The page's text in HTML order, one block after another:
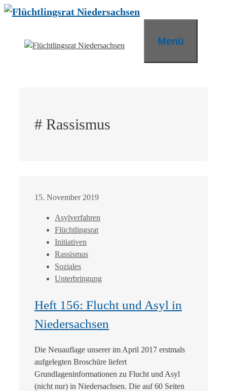
Zum
Menü
# Rassismus
15. November 2019
Asylverfahren
Flüchtlingsrat
Initiativen
Rassismus
Soziales
Unterbringung
Heft 156: Flucht und Asyl in
Niedersachsen
Die Neuauflage unserer im April 2017 erstmals
aufgelegten Broschüre liefert
Grundlageninformationen zu Flucht und Asyl
(nicht nur) in Niedersachsen. Die auf 60 Seiten